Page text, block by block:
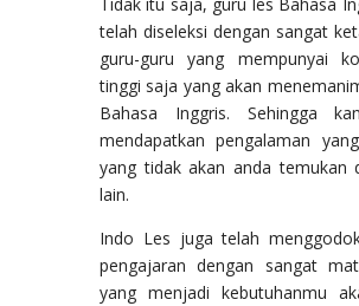
telah diseleksi dengan sangat
guru-guru yang mempunyai
tinggi saja yang akan
Bahasa Inggris. Sehingga
mendapatkan pengalaman
yang tidak akan anda temukan
lain.
Indo Les juga telah
pengajaran dengan sangat
yang menjadi kebutuhanmu